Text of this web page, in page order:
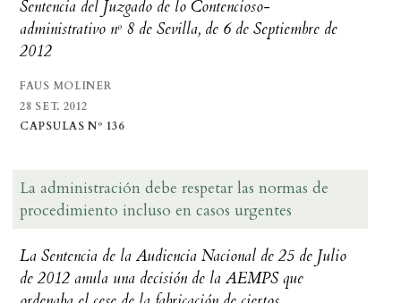
Sentencia del Juzgado de lo Contencioso-
administrativo nº 8 de Sevilla, de 6 de Septiembre de
2012
FAUS MOLINER
28 SET. 2012
CAPSULAS Nº 136
La administración debe respetar las normas de
procedimiento incluso en casos urgentes
La Sentencia de la Audiencia Nacional de 25 de Julio
de 2012 anula una decisión de la AEMPS que